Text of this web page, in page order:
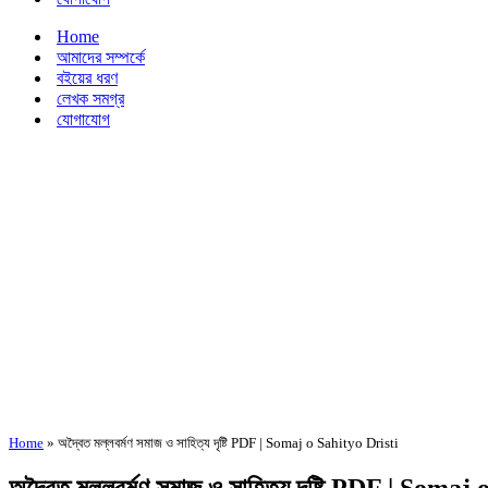
Home
আমাদের সম্পর্কে
বইয়ের ধরণ
লেখক সমগ্র
যোগাযোগ
Home » অদ্বৈত মল্লবর্মণ সমাজ ও সাহিত্য দৃষ্টি PDF | Somaj o Sahityo Dristi